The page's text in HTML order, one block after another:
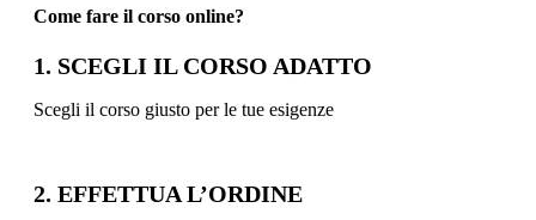
Come fare il corso online?
1. SCEGLI IL CORSO ADATTO
Scegli il corso giusto per le tue esigenze
2. EFFETTUA L’ORDINE